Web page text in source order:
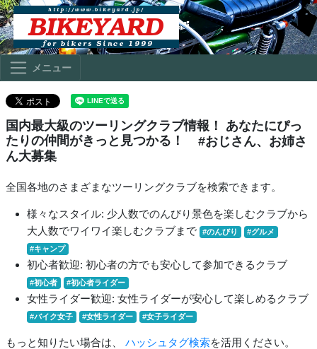
メニュー
国内最大級のツーリングクラブ情報！ あなたにぴっ
たりの仲間がきっと見つかる！
#おじさん、お姉さ
ん大募集
全国各地のさまざまなツーリングクラブを検索できます。
様々なスタイル: 少人数でのんびり景色を楽しむクラブから
大人数でワイワイ楽しむクラブまで
#のんびり
#グルメ
#キャンプ
初心者歓迎: 初心者の方でも安心して参加できるクラブ
#初心者 #初心者ライダー
女性ライダー歓迎: 女性ライダーが安心して楽しめるクラブ
#バイク女子 #女性ライダー #女子ライダー
もっと知りたい場合は、 ハッシュタグ検索を活用ください。